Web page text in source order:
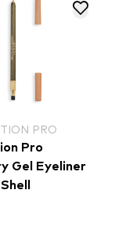
PRO
Pro
Gel Eyeliner